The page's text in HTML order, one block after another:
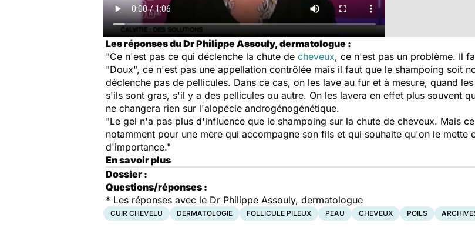
Les réponses du Dr Philippe Assouly, dermatologue :
"Ce n'est pas ce qui déclenche la chute de cheveux, ce n'est pas un problème. Il
"Doux", ce n'est pas une appellation contrôlée mais il faut que le shampoing soit
déclenche pas de pellicules. Dans ce cas, on les lave au fur et à mesure, quand
s'ils sont gras, s'il y a des pellicules ou autre. On les lavera en effet plus souvent
ne changera rien sur l'alopécie androgénogénétique.
"Le gel n'a pas plus d'influence que le shampoing sur la chute de cheveux. Mais
notamment pour une mère qui accompagne son fils et qui souhaite qu'on le
d'importance."
En savoir plus
Dossier :
Questions/réponses :
* Les réponses avec le Dr Philippe Assouly, dermatologue
CUIR CHEVELU DERMATOLOGIE FOLLICULE PILEUX PEAU CHEVEUX POILS